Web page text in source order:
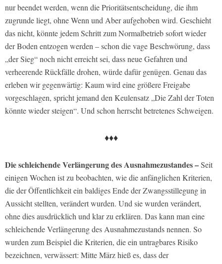
nur beendet werden, wenn die Prioritätsentscheidung, die ihm
zugrunde liegt, ohne Wenn und Aber aufgehoben wird. Geschieht
das nicht, könnte jedem Schritt zum Normalbetrieb sofort wieder
der Boden entzogen werden – schon die vage Beschwörung, dass
„der Sieg“ noch nicht erreicht sei, dass neue Gefahren und
verheerende Rückfälle drohen, würde dafür genügen. Genau das
erleben wir gegenwärtig: Kaum wird eine größere Freigabe
vorgeschlagen, spricht jemand den Keulensatz „Die Zahl der Toten
könnte wieder steigen“. Und schon herrscht betretenes Schweigen.
♦♦♦
Die schleichende Verlängerung des Ausnahmezustandes –Seit
einigen Wochen ist zu beobachten, wie die anfänglichen Kriterien,
die der Öffentlichkeit ein baldiges Ende der Zwangsstillegung in
Aussicht stellten, verändert wurden. Und sie wurden verändert,
ohne dies ausdrücklich und klar zu erklären. Das kann man eine
schleichende Verlängerung des Ausnahmezustands nennen. So
wurden zum Beispiel die Kriterien, die ein untragbares Risiko
bezeichnen, verwässert: Mitte März hieß es, dass der